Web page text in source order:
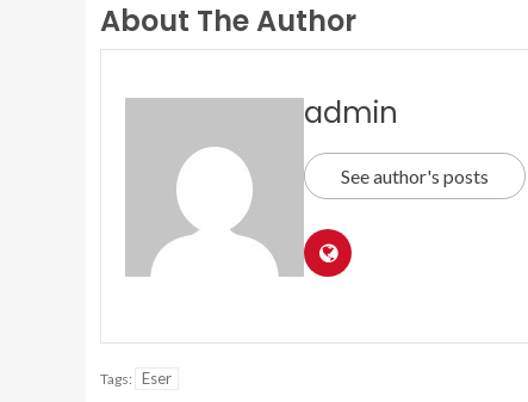
About The Author
admin
See author's posts
Tags: Eser